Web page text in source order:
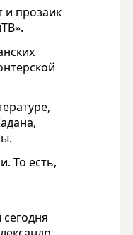
и прозаик
То есть,